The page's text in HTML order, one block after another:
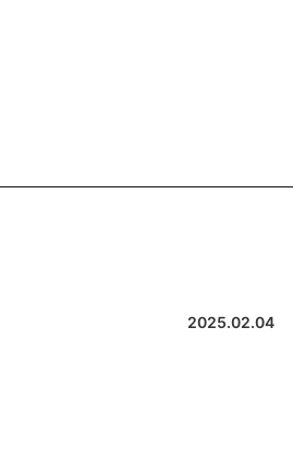
2025.02.04